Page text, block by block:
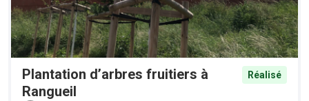
Plantation d’arbres fruitiers à
Rangueil
Réalisé